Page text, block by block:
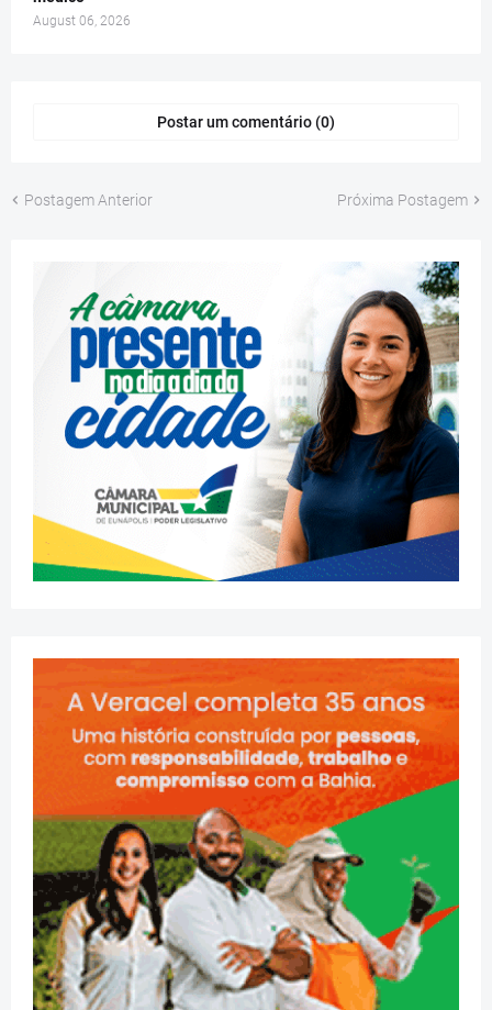
August 06, 2026
Postar um comentário (0)
Postagem Anterior Próxima Postagem